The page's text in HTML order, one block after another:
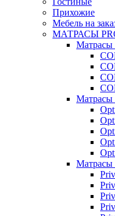
Прихожие
Мебель на
МАТРАСЫ
Матрасы
Матрасы
Матрасы